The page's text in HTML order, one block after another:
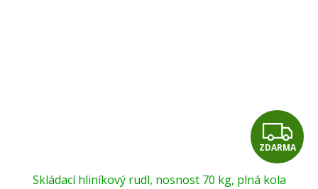
Z
D
ZDARMA
Skládací hliníkový rudl, nosnost 70 kg, plná kola